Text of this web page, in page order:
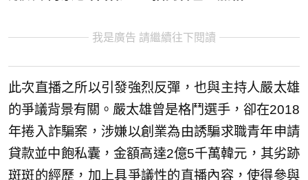
我是廣告 請繼續往下閱讀
此次直播之所以引發強烈反彈，也與主持人嚴太雄
的爭議背景有關。嚴太雄曾是格鬥選手，卻在2018
年捲入詐騙案，涉嫌以創業為由誘騙求職青年申請
貸款並中飽私囊，金額高達2億5千萬韓元，其劣跡
斑斑的經歷，加上具爭議性的直播內容，使得參與